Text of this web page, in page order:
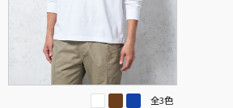
全3色